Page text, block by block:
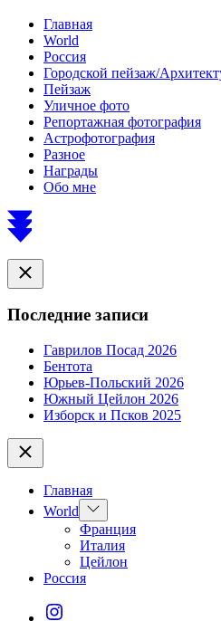
Главная
World
Россия
Городской пейзаж/
Пейзаж
Уличное фото
Репортажная фотография
Астрофотография
Разное
Награды
Обо мне
Scroll
to
Close
Последние записи
Гаврилов Посад 2026
Бентота
Юрьев-Польский 2026
Южный Цейлон 2026
Изборск и Псков 2025
Close
Главная
World
Show
sub
menu
Франция
Италия
Цейлон
Россия
Instagram*